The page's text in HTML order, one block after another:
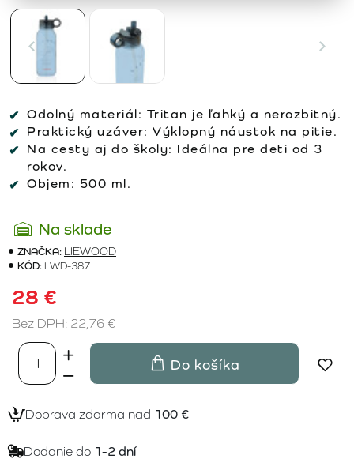
Odolný materiál: Tritan je ľahký a nerozbitný.
Praktický uzáver: Výklopný náustok na pitie.
Na cesty aj do školy: Ideálna pre deti od 3
rokov.
Objem: 500 ml.
Na sklade
ZNAČKA: LIEWOOD
KÓD: LWD-387
28 €
Bez DPH: 22,76 €
Do košíka
Doprava zdarma nad 100 €
Dodanie do 1-2 dní